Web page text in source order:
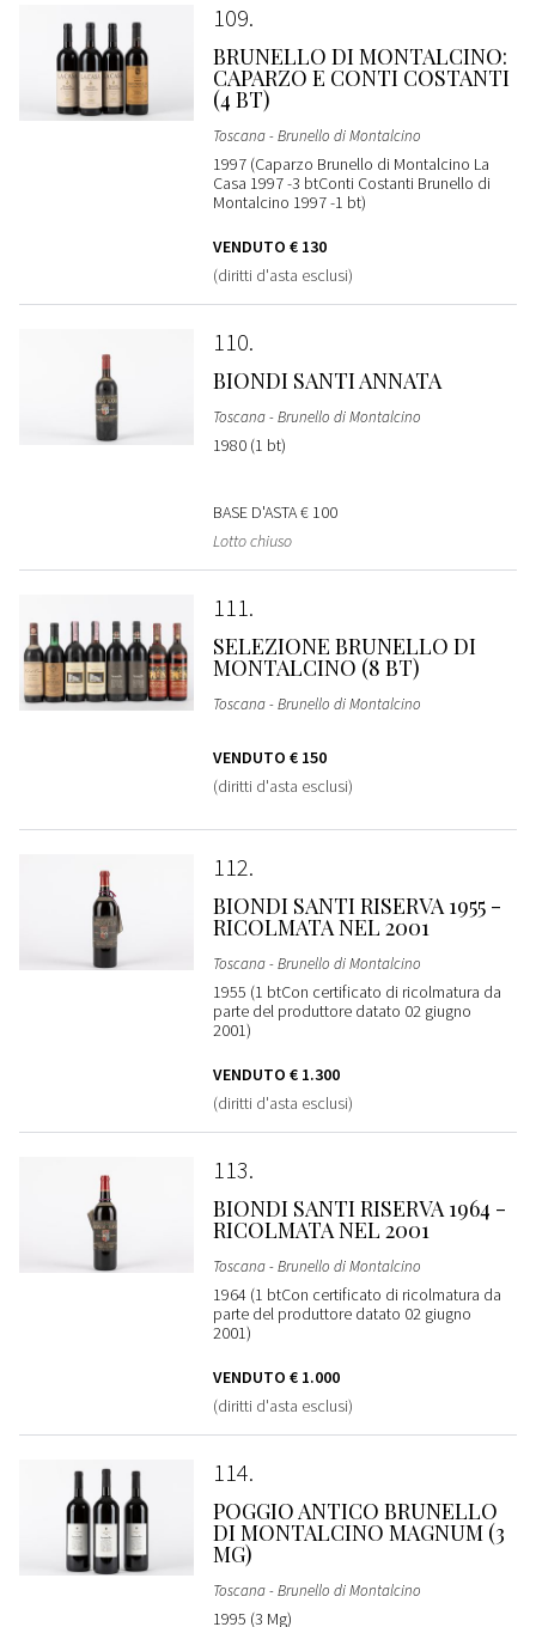
109
BRUNELLO DI MONTALCINO:
CAPARZO E CONTI COSTANTI
(4 BT)
Toscana - Brunello di Montalcino
1997 (Caparzo Brunello di Montalcino La
Casa 1997 -3 btConti Costanti Brunello di
Montalcino 1997 -1 bt)
VENDUTO € 130
(diritti d'asta esclusi)
110
BIONDI SANTI ANNATA
Toscana - Brunello di Montalcino
1980 (1 bt)
BASE D'ASTA€ 100
Lotto chiuso
111
SELEZIONE BRUNELLO DI
MONTALCINO (8 BT)
Toscana - Brunello di Montalcino
VENDUTO € 150
(diritti d'asta esclusi)
112
BIONDI SANTI RISERVA 1955 -
RICOLMATA NEL 2001
Toscana - Brunello di Montalcino
1955 (1 btCon certificato di ricolmatura da
parte del produttore datato 02 giugno
2001)
VENDUTO € 1.300
(diritti d'asta esclusi)
113
BIONDI SANTI RISERVA 1964 -
RICOLMATA NEL 2001
Toscana - Brunello di Montalcino
1964 (1 btCon certificato di ricolmatura da
parte del produttore datato 02 giugno
2001)
VENDUTO € 1.000
(diritti d'asta esclusi)
114
POGGIO ANTICO BRUNELLO
DI MONTALCINO MAGNUM (3
MG)
Toscana - Brunello di Montalcino
1995 (3 Mg)